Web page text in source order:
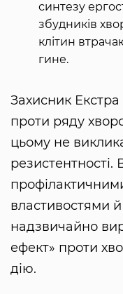
синтезу
збудників
клітин
гине.
Захисник
проти ряду
цьому не
резистентності.
властивостями
надзвичайно
ефект» проти
дію.